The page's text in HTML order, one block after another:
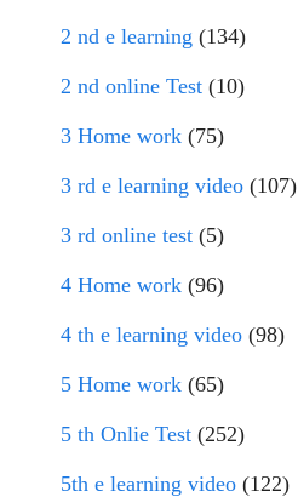
2 nd e learning (134)
2 nd online Test (10)
3 Home work (75)
3 rd e learning video (107)
3 rd online test (5)
4 Home work (96)
4 th e learning video (98)
5 Home work (65)
5 th Onlie Test (252)
5th e learning video (122)